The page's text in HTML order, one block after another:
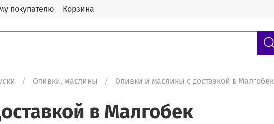
покупателю Корзина
Оливки, маслины Оливки и маслины с доставкой в Малгобек
в Малгобек